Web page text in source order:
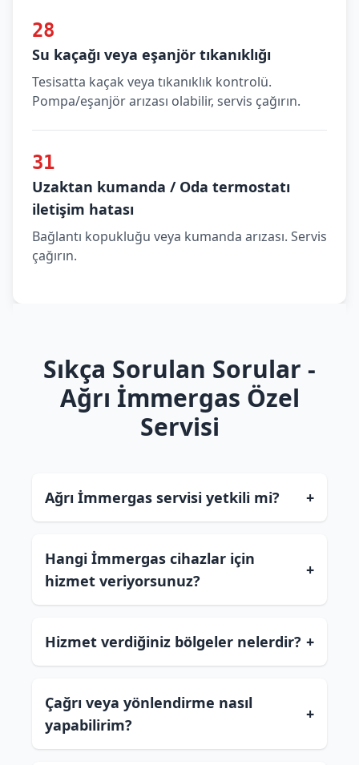
28
Su kaçağı veya eşanjör tıkanıklığı
Tesisatta kaçak veya tıkanıklık kontrolü.
Pompa/eşanjör arızası olabilir, servis çağırın.
31
Uzaktan kumanda / Oda termostatı
iletişim hatası
Bağlantı kopukluğu veya kumanda arızası. Servis
çağırın.
Sıkça Sorulan Sorular -
Ağrı İmmergas Özel
Servisi
Ağrı İmmergas servisi yetkili mi? +
Hangi İmmergas cihazlar için
hizmet veriyorsunuz?
+
Hizmet verdiğiniz bölgeler nelerdir? +
Çağrı veya yönlendirme nasıl
yapabilirim?
+